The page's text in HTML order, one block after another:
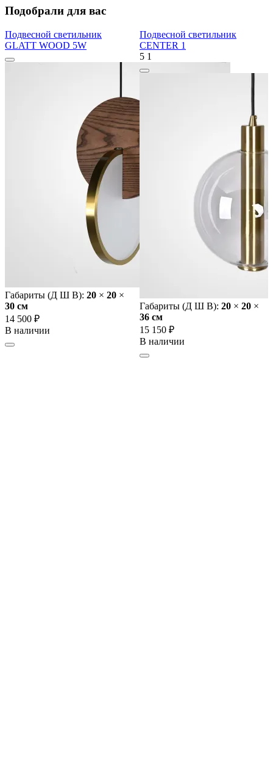
Подобрали для вас
Подвесной светильник
GLATT WOOD 5W
Габариты (Д Ш В): 20 × 20 ×
30 cм
14 500 ₽
В наличии
Подвесной светильник
CENTER 1
5 1
Габариты (Д Ш В): 20 × 20 ×
36 cм
15 150 ₽
В наличии